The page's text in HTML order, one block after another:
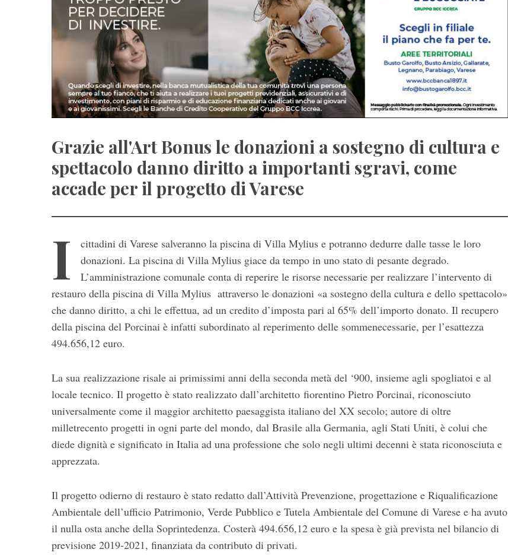
Grazie all'Art Bonus le donazioni a sostegno di cultura e
spettacolo danno diritto a importanti sgravi, come
accade per il progetto di Varese
I
cittadini di Varese salveranno la piscina di Villa Mylius e potranno dedurre dalle tasse le loro
donazioni. La piscina di Villa Mylius giace da tempo in uno stato di pesante degrado.
L’amministrazione comunale conta di reperire le risorse necessarie per realizzare l’intervento di
restauro della piscina di Villa Mylius attraverso le donazioni «a sostegno della cultura e dello spettacolo»
che danno diritto, a chi le effettua, ad un credito d’imposta pari al 65% dell’importo donato. Il recupero
della piscina del Porcinai è infatti subordinato al reperimento delle sommenecessarie, per l’esattezza
494.656,12 euro.
La sua realizzazione risale ai primissimi anni della seconda metà del ‘900, insieme agli spogliatoi e al
locale tecnico. Il progetto è stato realizzato dall’architetto fiorentino Pietro Porcinai, riconosciuto
universalmente come il maggior architetto paesaggista italiano del XX secolo; autore di oltre
milletrecento progetti in ogni parte del mondo, dal Brasile alla Germania, agli Stati Uniti, è colui che
diede dignità e significato in Italia ad una professione che solo negli ultimi decenni è stata riconosciuta e
apprezzata.
Il progetto odierno di restauro è stato redatto dall’Attività Prevenzione, progettazione e Riqualificazione
Ambientale dell’ufficio Patrimonio, Verde Pubblico e Tutela Ambientale del Comune di Varese e ha avuto
il nulla osta anche della Soprintedenza. Costerà 494.656,12 euro e la spesa è già prevista nel bilancio di
previsione 2019-2021, finanziata da contributo di privati.
S
e
c
h
f
o
: